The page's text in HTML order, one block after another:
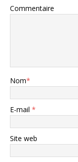
Commentaire
Nom*
E-mail *
Site web